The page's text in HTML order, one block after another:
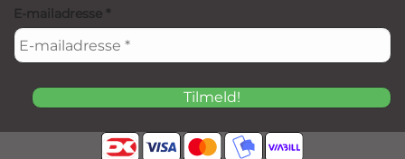
E-mailadresse *